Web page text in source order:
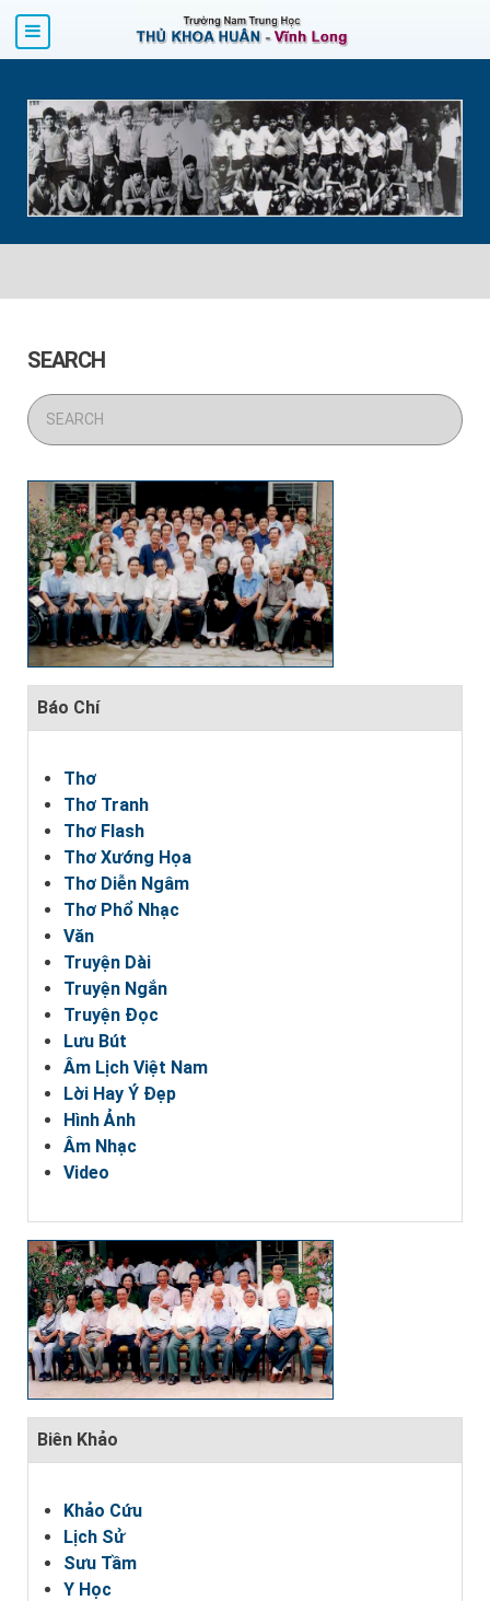
SEARCH
Báo Chí
Thơ
Thơ Tranh
Thơ Flash
Thơ Xướng Họa
Thơ Diễn Ngâm
Thơ Phổ Nhạc
Văn
Truyện Dài
Truyện Ngắn
Truyện Đọc
Lưu Bút
Âm Lịch Việt Nam
Lời Hay Ý Đẹp
Hình Ảnh
Âm Nhạc
Video
Biên Khảo
Khảo Cứu
Lịch Sử
Sưu Tầm
Y Học